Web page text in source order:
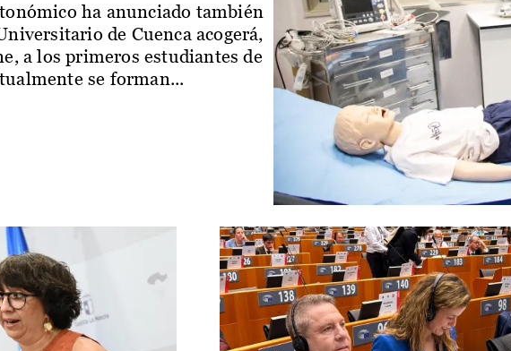
ha anunciado también
de Cuenca acogerá,
a los primeros estudiantes de
se forman...